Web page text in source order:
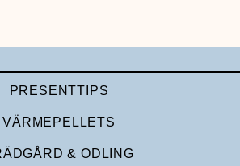
PRESENTTIPS
VÄRMEPELLETS
& ODLING